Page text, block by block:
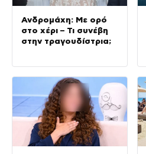
Ανδρομάχη: Με ορό
στο χέρι – Τι συνέβη
στην τραγουδίστρια;